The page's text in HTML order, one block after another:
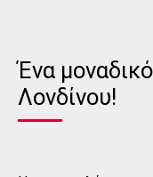
Ένα
Λονδίνου!